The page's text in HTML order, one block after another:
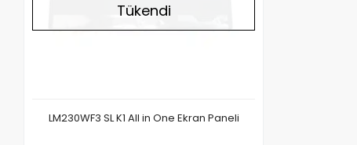
Tükendi
LM230WF3 SL K1 All in One Ekran Paneli